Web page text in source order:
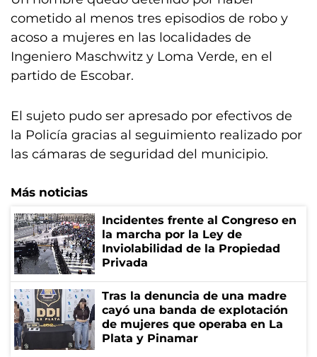
cometido al menos tres episodios de robo y
acoso a mujeres en las localidades de
Ingeniero Maschwitz y Loma Verde, en el
partido de Escobar.
El sujeto pudo ser apresado por efectivos de
la Policía gracias al seguimiento realizado por
las cámaras de seguridad del municipio.
Más noticias
Incidentes frente al Congreso en
la marcha por la Ley de
Inviolabilidad de la Propiedad
Privada
Tras la denuncia de una madre
cayó una banda de explotación
de mujeres que operaba en La
Plata y Pinamar